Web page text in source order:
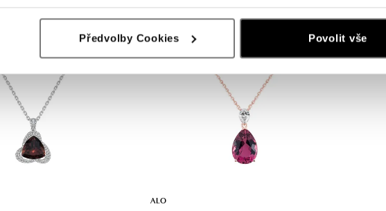
Předvolby Cookies Povolit vše
ALO